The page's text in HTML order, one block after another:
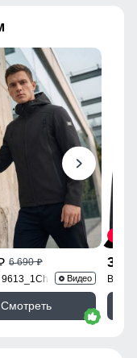
6 690p
9613_1Ch Видео
Смотреть
3